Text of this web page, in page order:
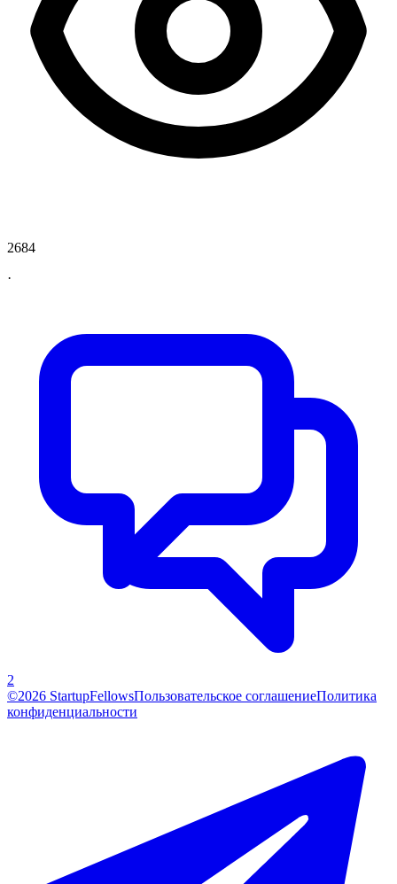
2684
·
2
©2026 StartupFellowsПользовательское соглашениеПолитика
конфиденциальности